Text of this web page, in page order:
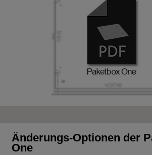
Änderungs-Optionen der
One